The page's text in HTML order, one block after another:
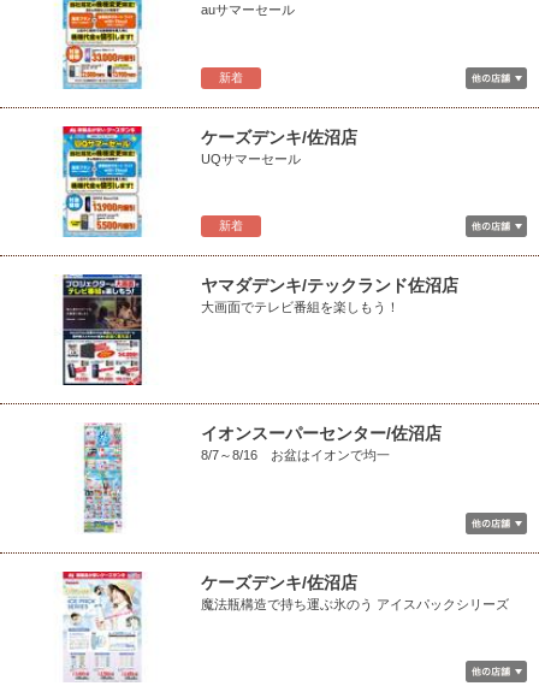
新着
auサマーセール
新着
ケーズデンキ/佐沼店
UQサマーセール
ヤマダデンキ/テックランド佐沼店
大画面でテレビ番組を楽しもう！
イオンスーパーセンター/佐沼店
8/7～8/16 お盆はイオンで均一
ケーズデンキ/佐沼店
魔法瓶構造で持ち運ぶ氷のう アイスパックシリーズ